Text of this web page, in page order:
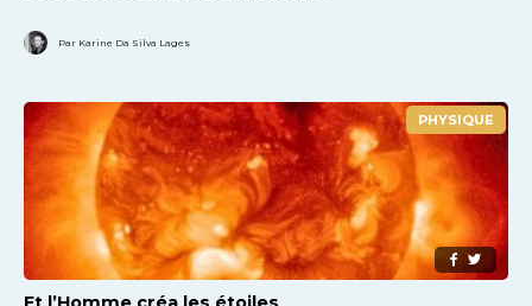
Par Karine Da Silva Lages
PHYSIQUE